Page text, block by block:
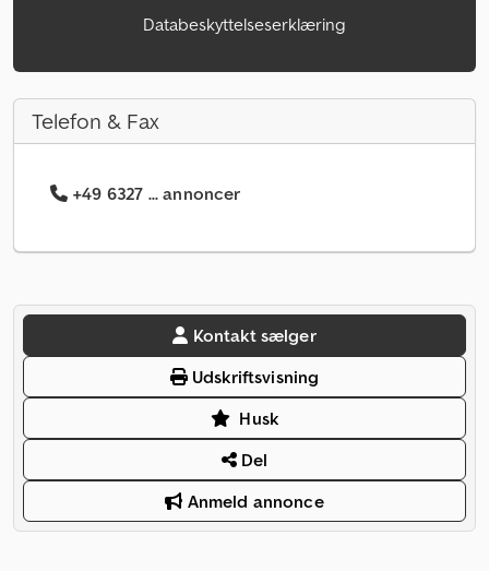
Databeskyttelseserklæring
Telefon & Fax
+49 6327 ... annoncer
Kontakt sælger
Udskriftsvisning
Husk
Del
Anmeld annonce